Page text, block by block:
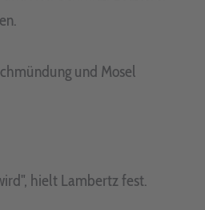
und Mosel
hielt Lambertz fest.